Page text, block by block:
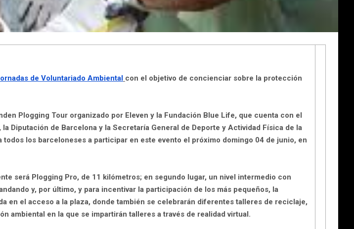
de Voluntariado Ambiental con el objetivo de concienciar sobre la protección
Plogging Tour organizado por Eleven y la Fundación Blue Life, que cuenta con el
Diputación de Barcelona y la Secretaría General de Deporte y Actividad Física de la
los barceloneses a participar en este evento el próximo domingo 04 de junio, en
será Plogging Pro, de 11 kilómetros; en segundo lugar, un nivel intermedio con
y, por último, y para incentivar la participación de los más pequeños, la
en el acceso a la plaza, donde también se celebrarán diferentes talleres de reciclaje,
ambiental en la que se impartirán talleres a través de realidad virtual.